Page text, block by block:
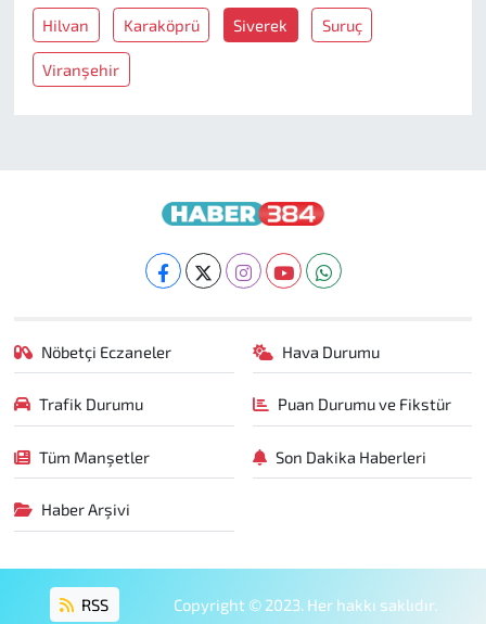
Hilvan Karaköprü Siverek Suruç
Viranşehir
Nöbetçi Eczaneler Hava Durumu
Trafik Durumu Puan Durumu ve Fikstür
Tüm Manşetler Son Dakika Haberleri
Haber Arşivi
RSS Copyright © 2023. Her hakkı saklıdır.